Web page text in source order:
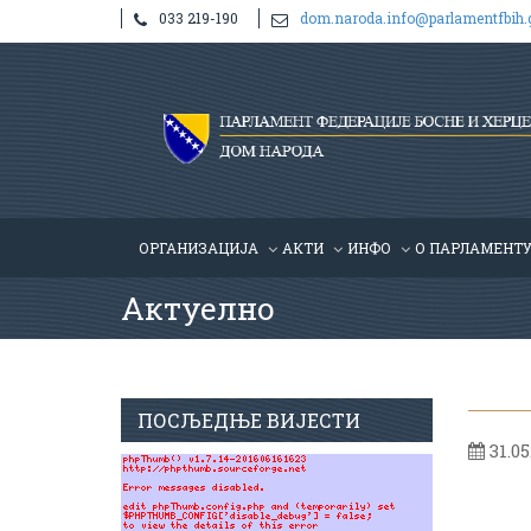
033 219-190
ОРГАНИЗАЦИЈА АКТИ ИНФО О ПАРЛАМЕНТУ
Актуелно
ПОСЉЕДЊЕ ВИЈЕСТИ